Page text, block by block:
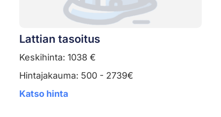
Lattian tasoitus
Keskihinta: 1038 €
Hintajakauma: 500 - 2739€
Katso hinta